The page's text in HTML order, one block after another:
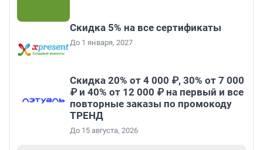
Скидка 5% на все сертификаты
До 1 января, 2027
Скидка 20% от 4 000 ₽, 30% от 7 000
₽ и 40% от 12 000 ₽ на первый и все
повторные заказы по промокоду
ТРЕНД
До 15 августа, 2026